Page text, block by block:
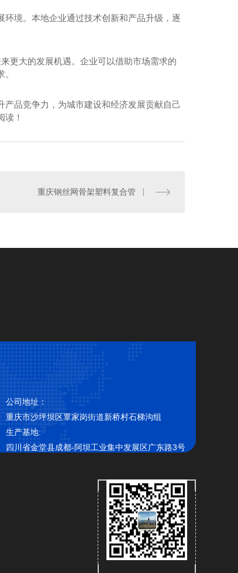
境。本地企业通过技术创新和产品升级，逐
更大的发展机遇。企业可以借助市场需求的
品竞争力，为城市建设和经济发展贡献自己
读！
重庆钢丝网骨架塑料复合管
公司地址：
重庆市沙坪坝区覃家岗街道新桥村石梯沟组
生产基地:
四川省金堂县成都-阿坝工业集中发展区广东路3号